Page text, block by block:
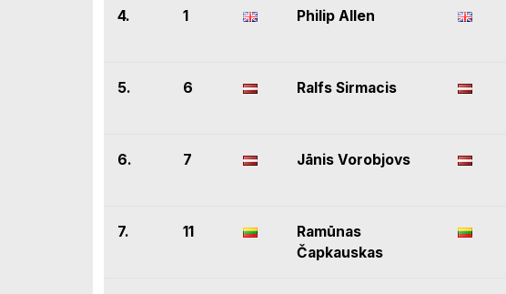
4. 1 Philip Allen
5. 6 Ralfs Sirmacis
6. 7 Jānis Vorobjovs
7. 11
Ramūnas
Čapkauskas